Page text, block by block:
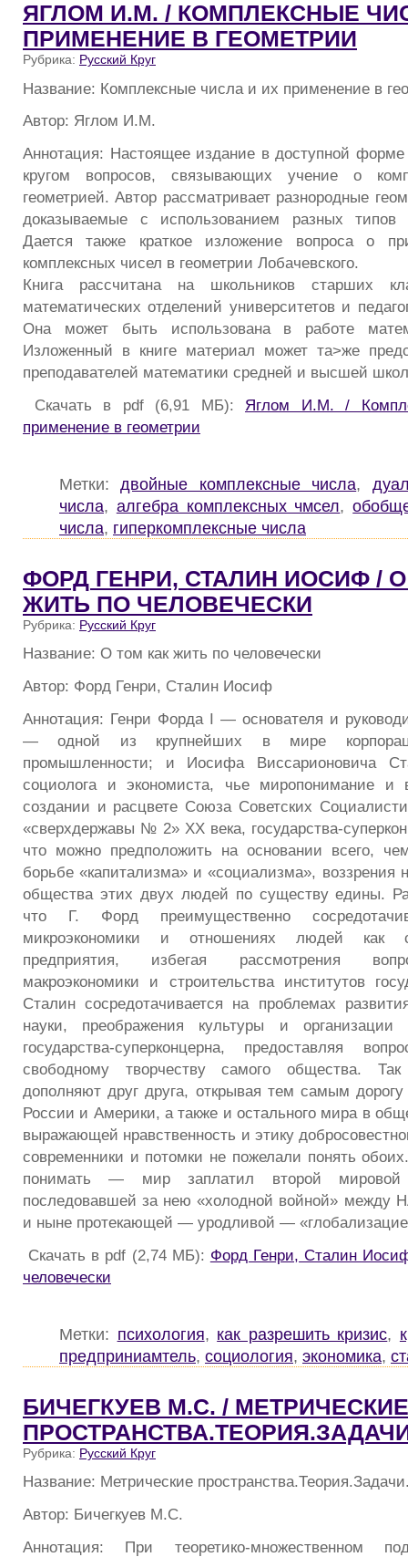
ЯГЛОМ И.М. / КОМПЛЕКСНЫЕ
ПРИМЕНЕНИЕ В ГЕОМЕТРИИ
Рубрика: Русский Круг
Название: Комплексные числа и их применение в
Автор: Яглом И.М.
Аннотация: Настоящее издание в доступной форме
кругом вопросов, связывающих учение о
геометрией. Автор рассматривает разнородные
доказываемые с использованием разных типов
Дается также краткое изложение вопроса о
комплексных чисел в геометрии Лобачевского.
Книга рассчитана на школьников старших
математических отделений университетов и
Она может быть использована в работе
Изложенный в книге материал может та>же
преподавателей математики средней и высшей
Скачать в pdf (6,91 МБ): Яглом И.М. /
применение в геометрии
Метки:двойные комплексные числа,
числа, алгебра комплексных чмсел,
числа, гиперкомплексные числа
ФОРД ГЕНРИ, СТАЛИН ИОСИФ /
ЖИТЬ ПО ЧЕЛОВЕЧЕСКИ
Рубрика: Русский Круг
Название: О том как жить по человечески
Автор: Форд Генри, Сталин Иосиф
Аннотация: Генри Форда I — основателя и
— одной из крупнейших в мире
промышленности; и Иосифа Виссарионовича
социолога и экономиста, чье миропонимание и
создании и расцвете Союза Советских
«сверхдержавы № 2» XX века, государства-
что можно предположить на основании всего,
борьбе «капитализма» и «социализма», воззрения
общества этих двух людей по существу едины.
что Г. Форд преимущественно
микроэкономики и отношениях людей как
предприятия, избегая рассмотрения
макроэкономики и строительства институтов
Сталин сосредотачивается на проблемах
науки, преображения культуры и организации
государства-суперконцерна, предоставляя
свободному творчеству самого общества.
дополняют друг друга, открывая тем самым
России и Америки, а также и остального мира в
выражающей нравственность и этику
современники и потомки не пожелали понять
понимать — мир заплатил второй
последовавшей за нею «холодной войной» между
и ныне протекающей — уродливой —
Скачать в pdf (2,74 МБ): Форд Генри, Сталин
человечески
Метки: психология, как разрешить кризис,
предприниамтель, социология, экономика,
БИЧЕГКУЕВ М.С. / МЕТРИЧЕСКИЕ
Рубрика: Русский Круг
Название: Метрические
Автор: Бичегкуев М.С.
Аннотация: При теоретико-множественном